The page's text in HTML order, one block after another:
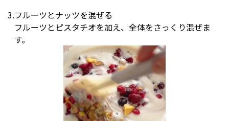
フルーツとナッツを混ぜる
フルーツとピスタチオを加え、全体をさっくり混ぜま
す。